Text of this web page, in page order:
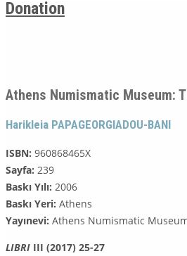
Donation
Athens Numismatic Museum:
Harikleia PAPAGEORGIADOU-BANI
ISBN: 960868465X
Sayfa: 239
Baskı Yılı: 2006
Baskı Yeri: Athens
Yayınevi: Athens Numismatic
LIBRI III (2017) 25-27